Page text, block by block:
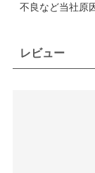
不良など当社原
レビュー